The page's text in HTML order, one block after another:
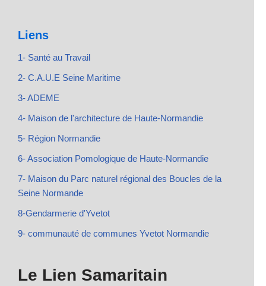
Liens
1- Santé au Travail
2- C.A.U.E Seine Maritime
3- ADEME
4- Maison de l'architecture de Haute-Normandie
5- Région Normandie
6- Association Pomologique de Haute-Normandie
7- Maison du Parc naturel régional des Boucles de la
Seine Normande
8-Gendarmerie d'Yvetot
9- communauté de communes Yvetot Normandie
Le Lien Samaritain